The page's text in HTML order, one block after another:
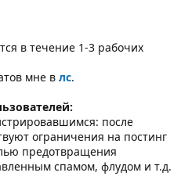
в течение 1-3 рабочих
мне в лс.
после
ограничения на постинг
предотвращения
спамом, флудом и т.д.